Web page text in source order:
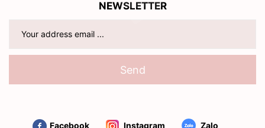
NEWSLETTER
Send
Facebook Instagram Zalo